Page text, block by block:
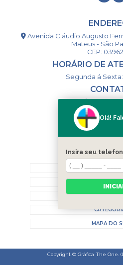
Avenida Cláudio Augusto
Mateus - São
CEP:
HORÁRIO DE
Segunda á
(11)
HOME
MAPA DO
Copyright © Gráfica The One.
Olá!
Insira seu